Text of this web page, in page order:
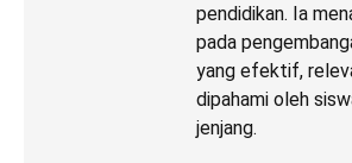
pendidikan. Ia
pada
yang efektif,
dipahami oleh
jenjang.